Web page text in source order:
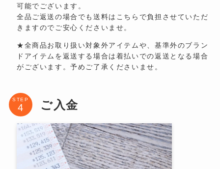
可能でございます。
全品ご返送の場合でも送料はこちらで負担させていただ
きますのでご安心くださいませ。
★全商品お取り扱い対象外アイテムや、基準外のブラン
ドアイテムを返送する場合は着払いでの返送となる場合
がございます。予めご了承くださいませ。
STEP ご入金